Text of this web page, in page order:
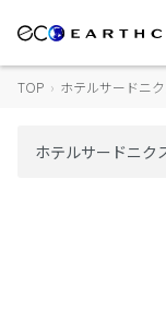
TOP › ホテルサードニ